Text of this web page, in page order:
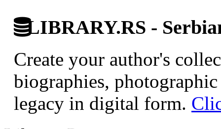
LIBRARY.RS -
Create your author's
biographies,
legacy in digital form.